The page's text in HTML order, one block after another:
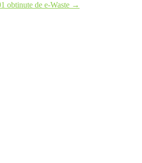
obtinute de e-Waste →